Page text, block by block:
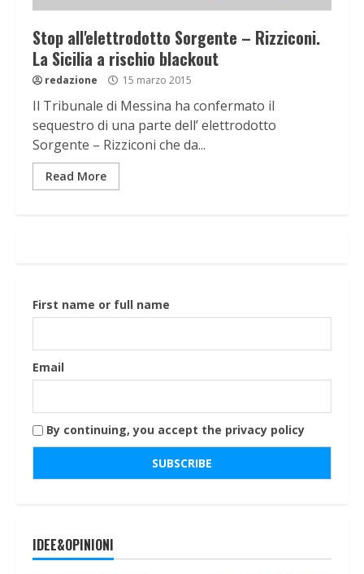
Stop all'elettrodotto Sorgente – Rizziconi.
La Sicilia a rischio blackout
redazione 15 marzo 2015
Il Tribunale di Messina ha confermato il
sequestro di una parte dell’ elettrodotto
Sorgente – Rizziconi che da...
Read More
First name or full name
Email
By continuing, you accept the privacy policy
IDEE&OPINIONI